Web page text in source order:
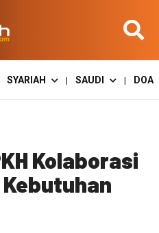
SYARIAH | SAUDI | DOA
Kolaborasi